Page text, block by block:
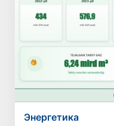
Энергетика